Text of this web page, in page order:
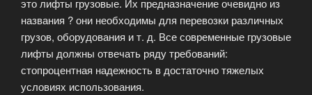
это лифты грузовые. Их предназначение очевидно из
названия ? они необходимы для перевозки различных
грузов, оборудования и т. д. Все современные грузовые
лифты должны отвечать ряду требований:
стопроцентная надежность в достаточно тяжелых
условиях использования.